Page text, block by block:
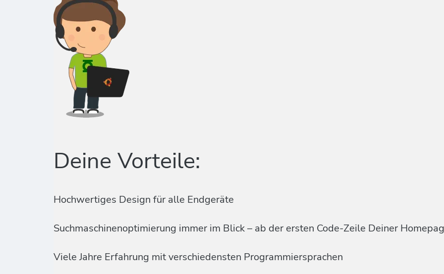
Deine Vorteile:
Hochwertiges Design für alle Endgeräte
Suchmaschinenoptimierung immer im Blick – ab der ersten Code-Zeile Deiner
Viele Jahre Erfahrung mit verschiedensten Programmiersprachen